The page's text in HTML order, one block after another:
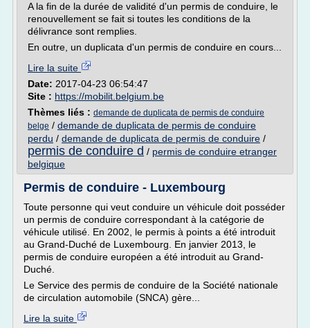
A la fin de la durée de validité d'un permis de conduire, le
renouvellement se fait si toutes les conditions de la
délivrance sont remplies.
En outre, un duplicata d'un permis de conduire en cours...
Lire la suite
Date: 2017-04-23 06:54:47
Site : https://mobilit.belgium.be
Thèmes liés : demande de duplicata de permis de conduire
belge / demande de duplicata de permis de conduire
perdu / demande de duplicata de permis de conduire /
permis de conduire d / permis de conduire etranger
belgique
Permis de conduire - Luxembourg
Toute personne qui veut conduire un véhicule doit posséder
un permis de conduire correspondant à la catégorie de
véhicule utilisé. En 2002, le permis à points a été introduit
au Grand-Duché de Luxembourg. En janvier 2013, le
permis de conduire européen a été introduit au Grand-
Duché.
Le Service des permis de conduire de la Société nationale
de circulation automobile (SNCA) gère...
Lire la suite